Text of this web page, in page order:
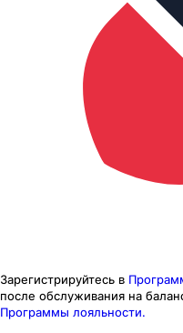
Зарегистрируйтесь в
после обслуживания на
Программы лояльности.